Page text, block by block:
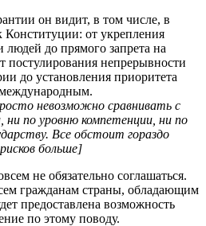
он видит, в том числе, в
Конституции: от укрепления
до прямого запрета на
постулирования непрерывности
до установления приоритета
невозможно сравнивать с
по уровню компетенции, ни по
Все обстоит гораздо
больше]
не обязательно соглашаться.
гражданам страны, обладающим
предоставлена возможность
по этому поводу.